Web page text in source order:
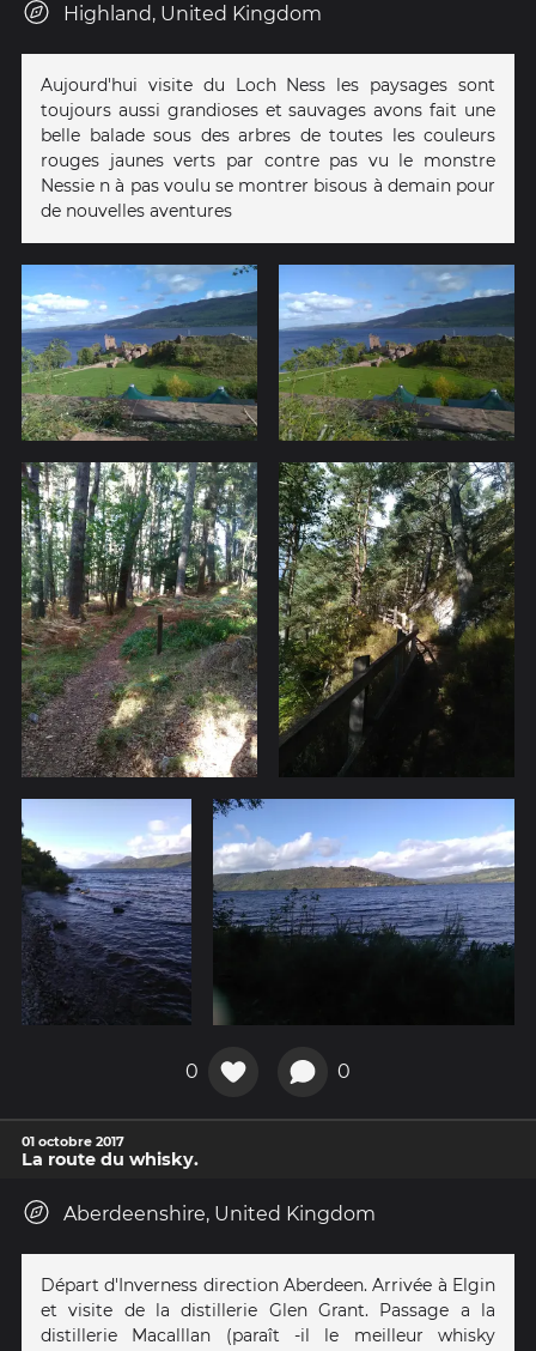
Highland, United Kingdom
Aujourd'hui visite du Loch Ness les paysages sont
toujours aussi grandioses et sauvages avons fait une
belle balade sous des arbres de toutes les couleurs
rouges jaunes verts par contre pas vu le monstre
Nessie n à pas voulu se montrer bisous à demain pour
de nouvelles aventures
0 0
01 octobre 2017
La route du whisky.
Aberdeenshire, United Kingdom
Départ d'Inverness direction Aberdeen. Arrivée à Elgin
et visite de la distillerie Glen Grant. Passage a la
distillerie Macalllan (paraît -il le meilleur whisky